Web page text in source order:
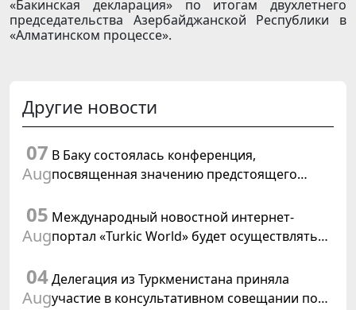
«Бакинская декларация» по итогам двухлетнего
председательства Азербайджанской Республики в
«Алматинском процессе».
Другие новости
07
Aug
В Баку состоялась конференция,
посвященная значению предстоящего
резолюции ООН «Год международного
права, 2028»
05
Aug
Международный новостной интернет-
портал «Turkic World» будет осуществлять
заседания Халк Маслахаты Туркменистана
04
Aug
Делегация из Туркменистана приняла
участие в консультативном совещании по